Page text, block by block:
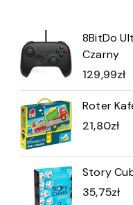
8BitDo
Czarny
129,99zł
Roter
21,80zł
Story
35,75zł